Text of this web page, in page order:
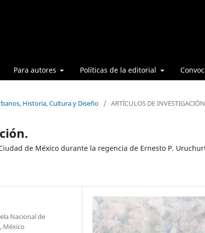
Para autores Políticas de la editorial
Historia, Cultura y Diseño / ARTÍCULOS DE INVESTIGACIÓN
de México durante la regencia de Ernesto P.
Nacional de
México